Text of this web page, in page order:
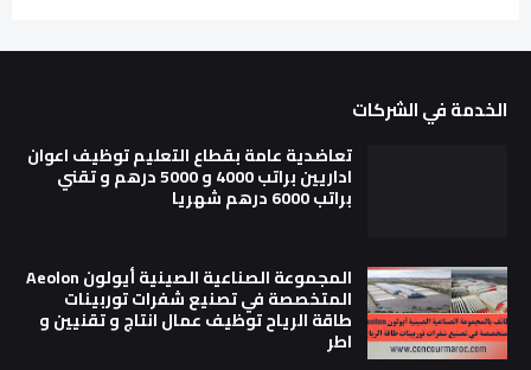
الخدمة في الشركات
تعاضدية عامة بقطاع التعليم توظيف اعوان
اداريين براتب 4000 و 5000 درهم و تقني
براتب 6000 درهم شهريا
المجموعة الصناعية الصينية أيولون Aeolon
المتخصصة في تصنيع شفرات توربينات
طاقة الرياح توظيف عمال انتاج و تقنيين و
اطر